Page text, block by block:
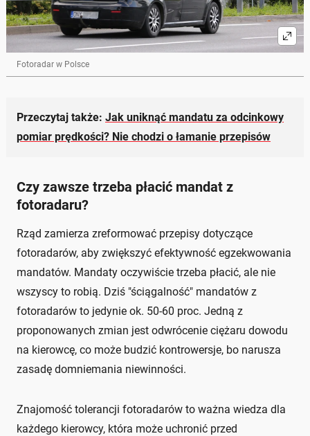
Fotoradar w Polsce
Przeczytaj także: Jak uniknąć mandatu za odcinkowy
pomiar prędkości? Nie chodzi o łamanie przepisów
Czy zawsze trzeba płacić mandat z
fotoradaru?
Rząd zamierza zreformować przepisy dotyczące
fotoradarów, aby zwiększyć efektywność egzekwowania
mandatów. Mandaty oczywiście trzeba płacić, ale nie
wszyscy to robią. Dziś "ściągalność" mandatów z
fotoradarów to jedynie ok. 50-60 proc. Jedną z
proponowanych zmian jest odwrócenie ciężaru dowodu
na kierowcę, co może budzić kontrowersje, bo narusza
zasadę domniemania niewinności.
Znajomość tolerancji fotoradarów to ważna wiedza dla
każdego kierowcy, która może uchronić przed